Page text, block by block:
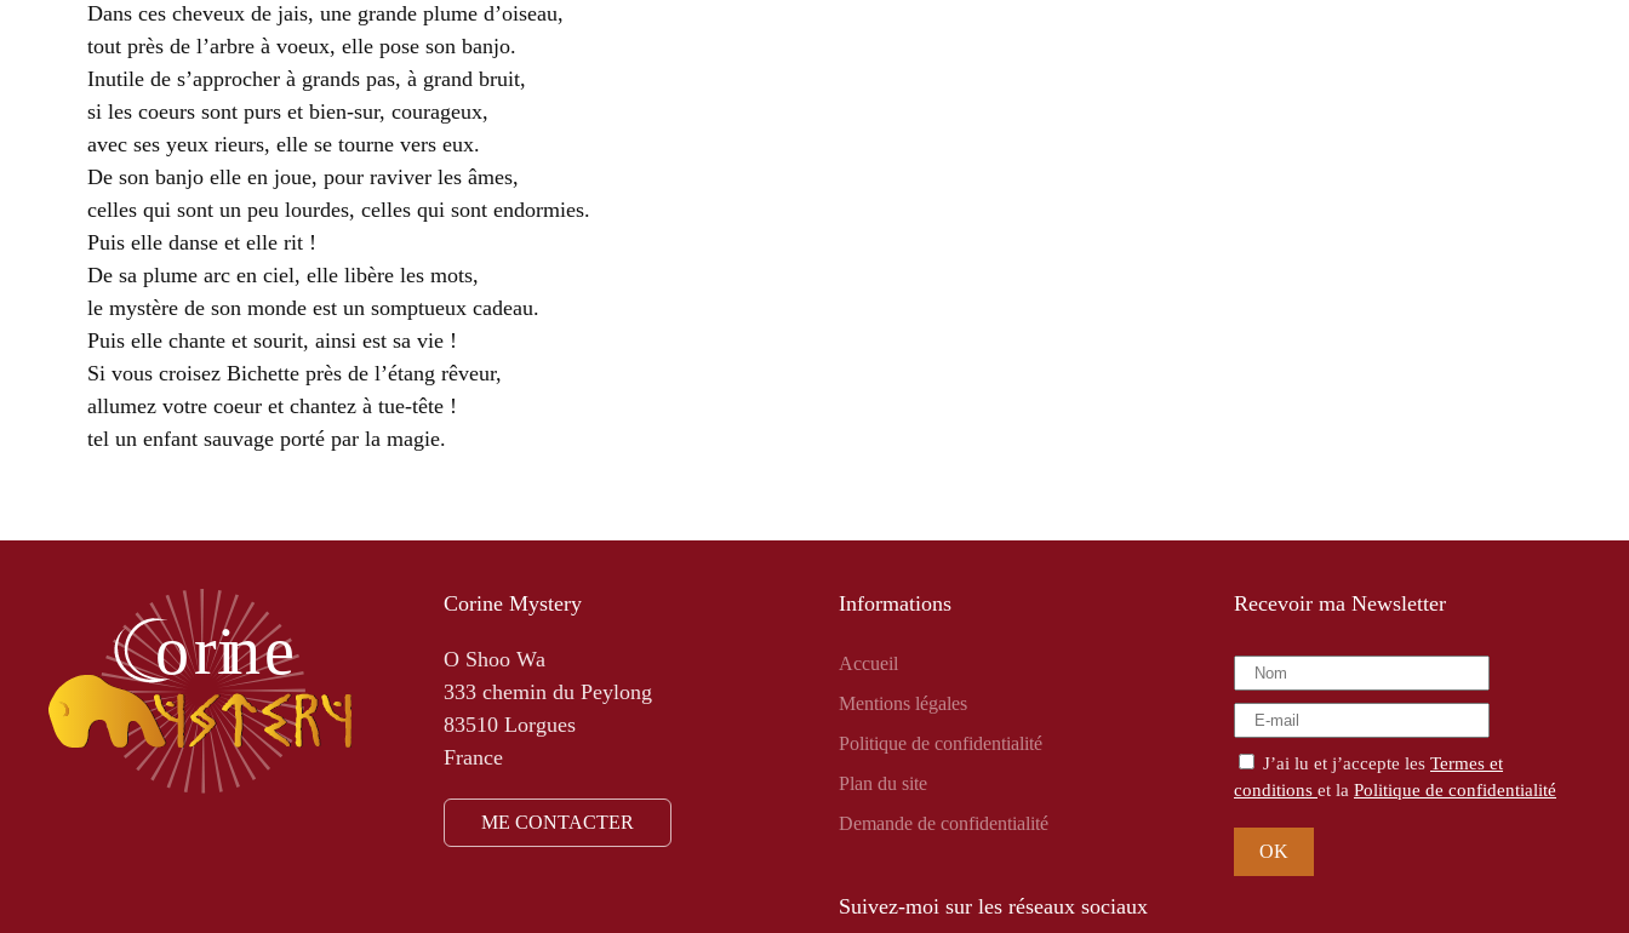
Dans ces cheveux de jais, une grande plume d’oiseau,
tout près de l’arbre à voeux, elle pose son banjo.
Inutile de s’approcher à grands pas, à grand bruit,
si les coeurs sont purs et bien-sur, courageux,
avec ses yeux rieurs, elle se tourne vers eux.
De son banjo elle en joue, pour raviver les âmes,
celles qui sont un peu lourdes, celles qui sont endormies.
Puis elle danse et elle rit !
De sa plume arc en ciel, elle libère les mots,
le mystère de son monde est un somptueux cadeau.
Puis elle chante et sourit, ainsi est sa vie !
Si vous croisez Bichette près de l’étang rêveur,
allumez votre coeur et chantez à tue-tête !
tel un enfant sauvage porté par la magie.
Corine Mystery
O Shoo Wa
333 chemin du Peylong
83510 Lorgues
France
ME CONTACTER
Informations
Accueil
Mentions légales
Politique de confidentialité
Plan du site
Demande de confidentialité
Suivez-moi sur les réseaux sociaux
Recevoir ma Newsletter
J’ai lu et j’accepte les Termes et
conditions et la Politique de confidentialité
OK